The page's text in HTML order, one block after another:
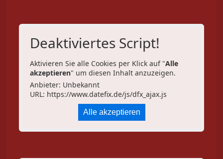
Deaktiviertes Script!
Aktivieren Sie alle Cookies per Klick auf "Alle
akzeptieren" um diesen Inhalt anzuzeigen.
Anbieter: Unbekannt
URL: https://www.datefix.de/js/dfx_ajax.js
Alle akzeptieren